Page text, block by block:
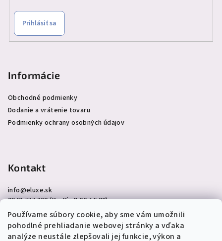
Používame súbory cookie, aby sme vám umožnili
pohodlné prehliadanie webovej stránky a vďaka
analýze neustále zlepšovali jej funkcie, výkon a
Prihlásiť sa
Informácie
Obchodné podmienky
Dodanie a vrátenie tovaru
Podmienky ochrany osobných údajov
Kontakt
info@eluxe.sk
0940 777 230 (Po-Pia 8:00-16:00)